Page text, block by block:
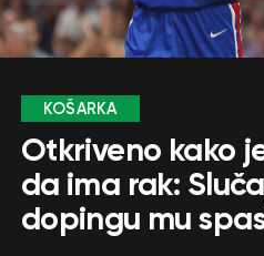
KOŠARKA
Otkriveno kako
da ima rak:
dopingu mu